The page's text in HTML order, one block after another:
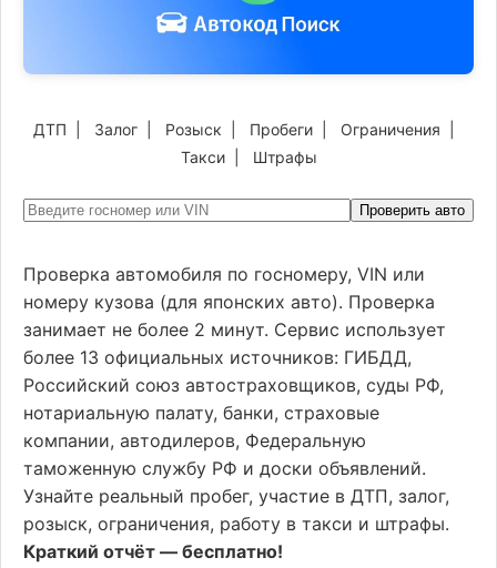
ДТП Залог Розыск Пробеги Ограничения
Такси| Штрафы
Проверить авто
Проверка автомобиля по госномеру, VIN или
номеру кузова (для японских авто). Проверка
занимает не более 2 минут. Сервис использует
более 13 официальных источников: ГИБДД,
Российский союз автостраховщиков, суды РФ,
нотариальную палату, банки, страховые
компании, автодилеров, Федеральную
таможенную службу РФ и доски объявлений.
Узнайте реальный пробег, участие в ДТП, залог,
розыск, ограничения, работу в такси и штрафы.
Краткий отчёт — бесплатно!